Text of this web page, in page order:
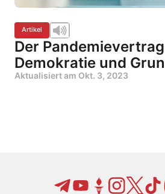
Artikel
Der
Demokratie und
Aktualisiert am Okt. 3, 2023